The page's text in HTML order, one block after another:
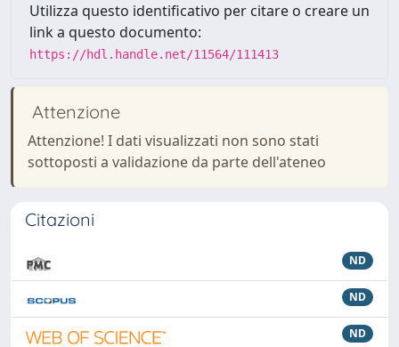
Utilizza questo identificativo per citare o creare un
link a questo documento:
https://hdl.handle.net/11564/111413
Attenzione
Attenzione! I dati visualizzati non sono stati
sottoposti a validazione da parte dell'ateneo
Citazioni
ND
ND
ND